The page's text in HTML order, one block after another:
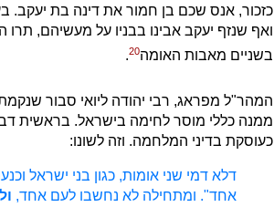
כזכור, אנס שכם בן חמור את דינה בת יעקב.
ואף שנזף יעקב אבינו בבניו על מעשיהם,
בשניים מאבות האומה20
.
המהר"ל מפראג, רבי יהודה ליואי סבור
ממנה כללי מוסר לחימה בישראל. בראשית
כעוסקת בדיני המלחמה. וזה לשונו:
דלא דמי שני אומות, כגון בני ישראל
אחד". ומתחילה לא נחשבו לעם אחד,